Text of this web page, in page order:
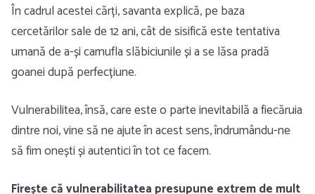
În cadrul acestei cărți, savanta explică, pe baza
cercetărilor sale de 12 ani, cât de sisifică este tentativa
umană de a-și camufla slăbiciunile și a se lăsa pradă
goanei după perfecțiune.
Vulnerabilitea, însă, care este o parte inevitabilă a fiecăruia
dintre noi, vine să ne ajute în acest sens, îndrumându-ne
să fim onești și autentici în tot ce facem.
Firește că vulnerabilitatea presupune extrem de mult